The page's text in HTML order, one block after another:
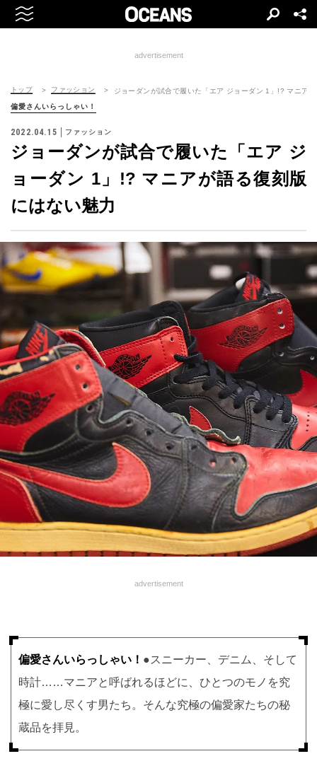
advertisement
トップ ファッション ジョーダンが試合で履いた「エア ジョーダン 1」!? マニア
偏愛さんいらっしゃい！
2022.04.15 ファッション
ジョーダンが試合で履いた「エア ジ
ョーダン 1」!? マニアが語る復刻版
にはない魅力
advertisement
偏愛さんいらっしゃい！ ●スニーカー、デニム、そして
時計……マニアと呼ばれるほどに、ひとつのモノを究
極に愛し尽くす男たち。そんな究極の偏愛家たちの秘
蔵品を拝見。